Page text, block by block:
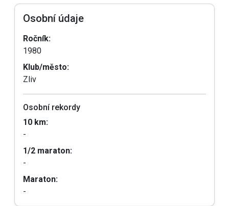
Osobní údaje
Ročník:
1980
Klub/město:
Zliv
Osobní rekordy
10 km:
-
1/2 maraton:
-
Maraton:
-